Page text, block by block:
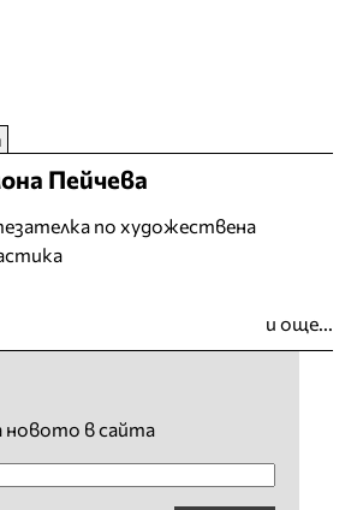
Пейчева
по художествена
и още...
новото в сайта